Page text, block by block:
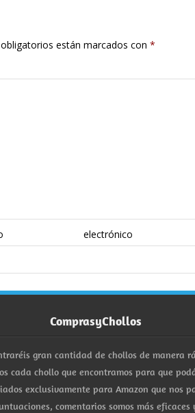
están marcados con *
ComprasyChollos
gran cantidad de chollos de manera
cada chollo que encontramos para que
exclusivamente para Amazon que
comentarios somos más eficaces